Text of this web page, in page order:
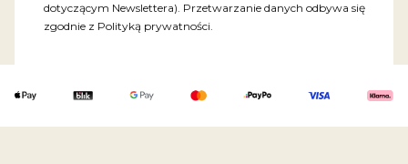
dotyczącym Newslettera). Przetwarzanie danych odbywa się
zgodnie z Polityką prywatności.